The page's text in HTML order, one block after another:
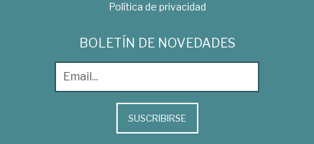
Política de privacidad
BOLETÍN DE NOVEDADES
SUSCRIBIRSE